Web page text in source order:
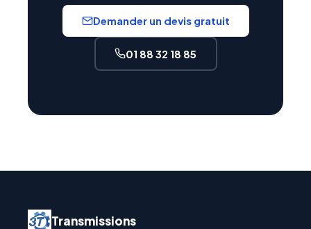
Demander un devis gratuit
01 88 32 18 85
Transmissions